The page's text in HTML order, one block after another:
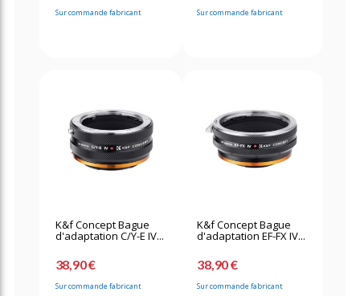
Sur commande fabricant Sur commande fabricant
K&f Concept Bague
d'adaptation C/Y-E IV...
38,90 €
Sur commande fabricant
K&f Concept Bague
d'adaptation EF-FX IV...
38,90 €
Sur commande fabricant